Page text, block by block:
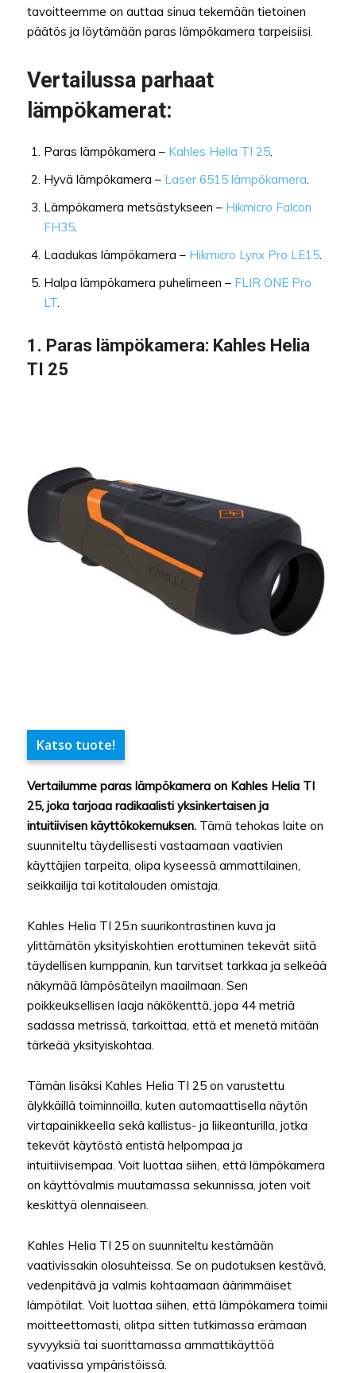
tavoitteemme on auttaa sinua tekemään tietoinen
päätös ja löytämään paras lämpökamera tarpeisiisi.
Vertailussa parhaat
lämpökamerat:
Paras lämpökamera – Kahles Helia TI 25
Hyvä lämpökamera – Laser 6515 lämpökamera
Lämpökamera metsästykseen – Hikmicro Falcon
FH35
Laadukas lämpökamera – Hikmicro Lynx Pro LE15
Halpa lämpökamera puhelimeen – FLIR ONE Pro
LT
1. Paras lämpökamera: Kahles Helia
TI 25
Katso tuote!
Vertailumme paras lämpökamera on Kahles Helia TI
25, joka tarjoaa radikaalisti yksinkertaisen ja
intuitiivisen käyttökokemuksen. Tämä tehokas laite on
suunniteltu täydellisesti vastaamaan vaativien
käyttäjien tarpeita, olipa kyseessä ammattilainen,
seikkailija tai kotitalouden omistaja.
Kahles Helia TI 25:n suurikontrastinen kuva ja
ylittämätön yksityiskohtien erottuminen tekevät siitä
täydellisen kumppanin, kun tarvitset tarkkaa ja selkeää
näkymää lämpösäteilyn maailmaan. Sen
poikkeuksellisen laaja näkökenttä, jopa 44 metriä
sadassa metrissä, tarkoittaa, että et menetä mitään
tärkeää yksityiskohtaa.
Tämän lisäksi Kahles Helia TI 25 on varustettu
älykkäillä toiminnoilla, kuten automaattisella näytön
virtapainikkeella sekä kallistus- ja liikeanturilla, jotka
tekevät käytöstä entistä helpompaa ja
intuitiivisempaa. Voit luottaa siihen, että lämpökamera
on käyttövalmis muutamassa sekunnissa, joten voit
keskittyä olennaiseen.
Kahles Helia TI 25 on suunniteltu kestämään
vaativissakin olosuhteissa. Se on pudotuksen kestävä,
vedenpitävä ja valmis kohtaamaan äärimmäiset
lämpötilat. Voit luottaa siihen, että lämpökamera toimii
moitteettomasti, olitpa sitten tutkimassa erämaan
syvyyksiä tai suorittamassa ammattikäyttöä
vaativissa ympäristöissä.